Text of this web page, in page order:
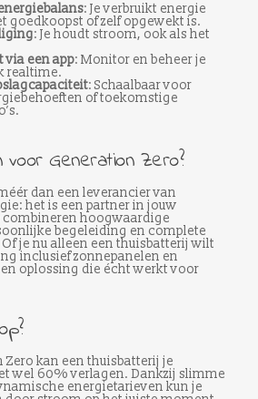
: Je verbruikt energie
goedkoopst of zelf opgewekt is.
: Je houdt stroom, ook als het
een app: Monitor en beheer je
realtime.
: Schaalbaar voor
of toekomstige
Generation Zero?
dan een leverancier van
het is een partner in jouw
combineren hoogwaardige
begeleiding en complete
je nu alleen een thuisbatterij wilt
inclusief zonnepanelen en
oplossing die écht werkt voor
kan een thuisbatterij je
wel 60% verlagen. Dankzij slimme
energietarieven kun je